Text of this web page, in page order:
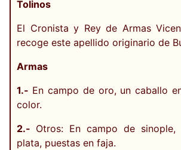
Tolinos
El Cronista y Rey de Armas
recoge este apellido originario de
Armas
1.- En campo de oro, un caballo
color.
2.- Otros: En campo de
plata, puestas en faja.